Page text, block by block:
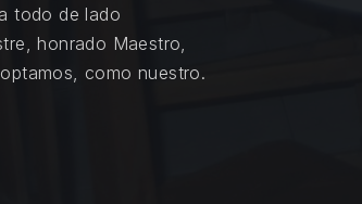
todo de lado
honrado Maestro,
como nuestro.